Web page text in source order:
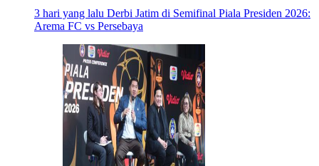
3 hari yang lalu Derbi Jatim di Semifinal Piala Presiden 2026:
Arema FC vs Persebaya